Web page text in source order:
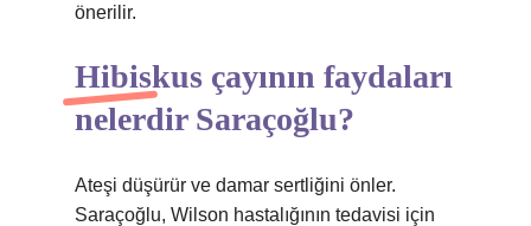
önerilir.
Hibiskus çayının faydaları
nelerdir Saraçoğlu?
Ateşi düşürür ve damar sertliğini önler.
Saraçoğlu, Wilson hastalığının tedavisi için